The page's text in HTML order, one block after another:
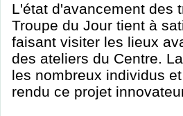
L'état d'avancement des
Troupe du Jour tient à
faisant visiter les lieux
des ateliers du Centre.
les nombreux individus
rendu ce projet